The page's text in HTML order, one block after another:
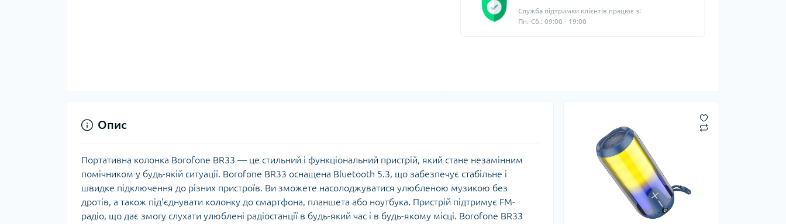
Служба підтримки клієнтів працює з:
Пн.-Сб.: 09:00 - 19:00
Опис
Портативна колонка Borofone BR33 — це стильний і функціональний пристрій, який стане незамінним
помічником у будь-якій ситуації. Borofone BR33 оснащена Bluetooth 5.3, що забезпечує стабільне і
швидке підключення до різних пристроїв. Ви зможете насолоджуватися улюбленою музикою без
дротів, а також під'єднувати колонку до смартфона, планшета або ноутбука. Пристрій підтримує FM-
радіо, що дає змогу слухати улюблені радіостанції в будь-який час і в будь-якому місці. Borofone BR33